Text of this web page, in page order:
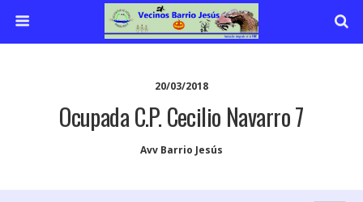
20/03/2018
Ocupada C.P. Cecilio Navarro 7
Avv Barrio Jesús